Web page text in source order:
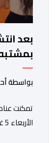
بعد
بواسطة
تمكنت